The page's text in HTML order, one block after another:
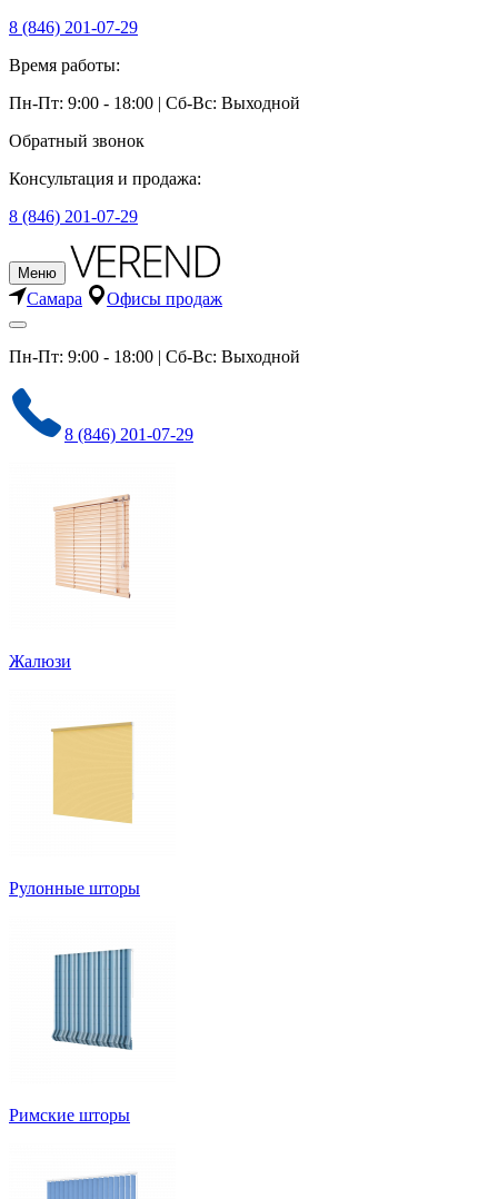
8 (846) 201-07-29
Время работы:
Пн-Пт: 9:00 - 18:00 | Сб-Вс: Выходной
Обратный звонок
Консультация и продажа:
8 (846) 201-07-29
Меню
Самара Офисы продаж
Пн-Пт: 9:00 - 18:00 | Сб-Вс: Выходной
8 (846) 201-07-29
Жалюзи
Рулонные шторы
Римские шторы